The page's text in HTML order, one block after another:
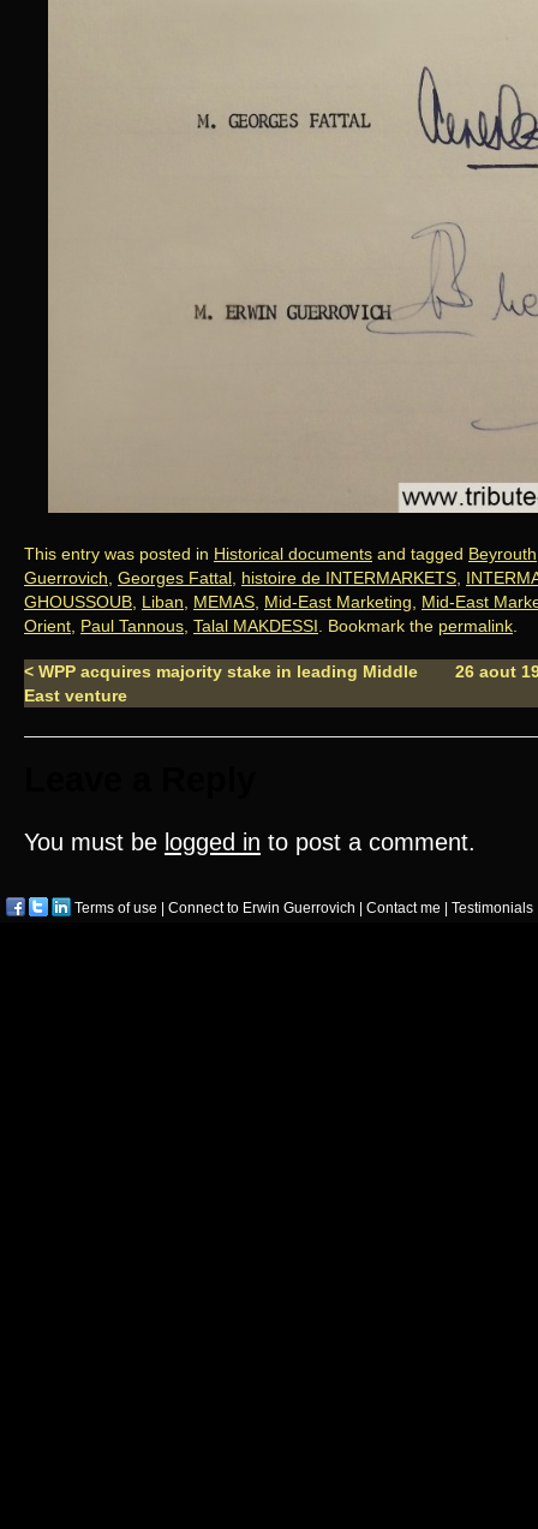
This entry was posted in Historical documents and tagged Beyrouth
Guerrovich, Georges Fattal, histoire de INTERMARKETS,
GHOUSSOUB, Liban, MEMAS, Mid-East Marketing, Mid-East
Orient, Paul Tannous, Talal MAKDESSI. Bookmark the permalink.
< WPP acquires majority stake in leading Middle
East venture
26 aout
You must be logged in to post a comment.
Terms of use Connect to Erwin Guerrovich Contact me Testimonials